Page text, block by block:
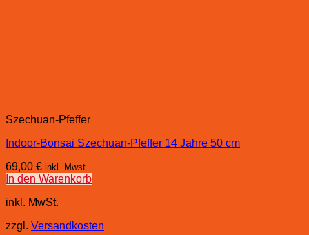
Szechuan-Pfeffer
Indoor-Bonsai Szechuan-Pfeffer 14 Jahre 50 cm
69,00 € inkl. Mwst.
In den Warenkorb
inkl. MwSt.
zzgl. Versandkosten